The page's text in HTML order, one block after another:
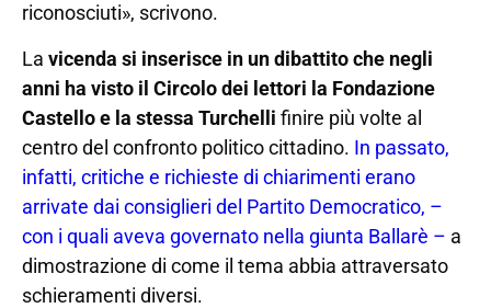
riconosciuti», scrivono.
La vicenda si inserisce in un dibattito che negli
anni ha visto il Circolo dei lettori la Fondazione
Castello e la stessa Turchelli finire più volte al
centro del confronto politico cittadino. In passato,
infatti, critiche e richieste di chiarimenti erano
arrivate dai consiglieri del Partito Democratico, –
con i quali aveva governato nella giunta Ballarè – a
dimostrazione di come il tema abbia attraversato
schieramenti diversi.